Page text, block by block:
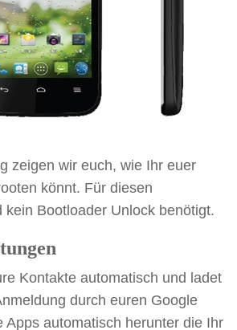
zeigen wir euch, wie Ihr euer
könnt. Für diesen
kein Bootloader Unlock benötigt.
Kontakte automatisch und ladet
durch euren Google
Apps automatisch herunter die Ihr